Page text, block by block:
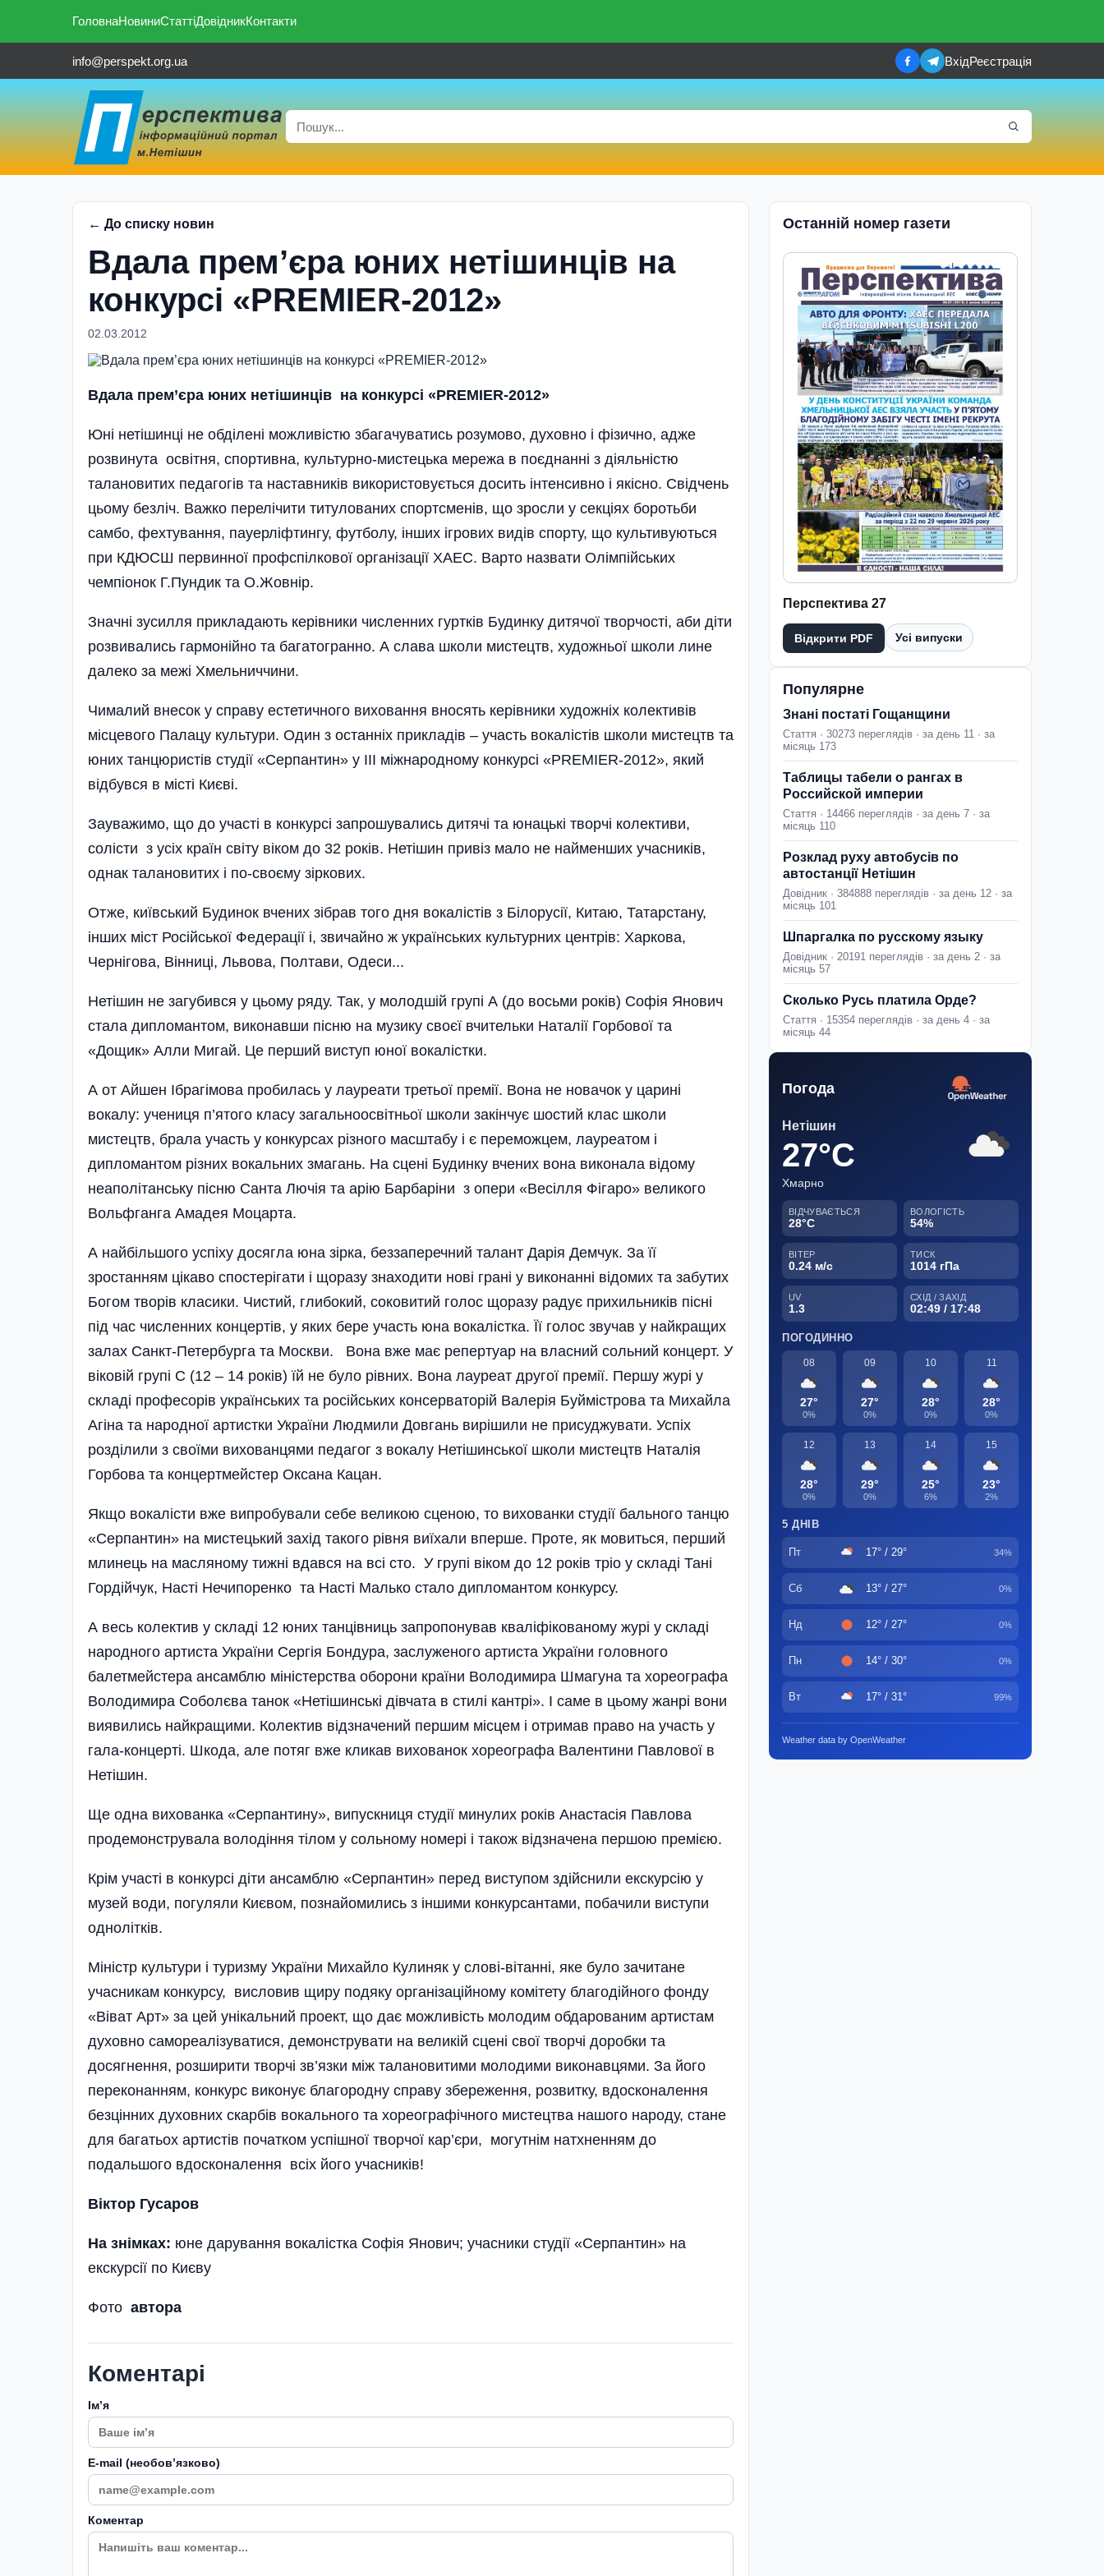
ГоловнаНовиниСтаттіДовідникКонтакти
info@perspekt.org.ua ВхідРеєстрація
← До списку новин
Вдала прем’єра юних нетiшинцiв на
конкурсi «PREMIER-2012»
02.03.2012
Вдала прем’єра юних нетiшинцiв на конкурсi «PREMIER-2012»
Юні нетішинці не обділені можливістю збагачуватись розумово, духовно і фізично, адже
розвинута освітня, спортивна, культурно-мистецька мережа в поєднанні з діяльністю
талановитих педагогів та наставників використовується досить інтенсивно і якісно. Свідчень
цьому безліч. Важко перелічити титулованих спортсменів, що зросли у секціях боротьби
самбо, фехтування, пауерліфтингу, футболу, інших ігрових видів спорту, що культивуються
при КДЮСШ первин­ної профспілкової органі­зації ХАЕС. Варто назвати Олімпійських
чемпіонок Г.Пундик та О.Жовнір.
Значні зусилля прикладають керівники численних гуртків Будинку дитячої творчості, аби діти
розвивались гармонійно та багатогранно. А слава школи мистецтв, художньої школи лине
далеко за межі Хмельниччини.
Чималий внесок у справу естетичного виховання вносять керівники художніх колективів
місцевого Палацу культури. Один з останніх прикладів – участь вока­лістів школи мистецтв та
юних танцюристів студії «Серпантин» у ІІІ міжнарод­ному конкурсі «PREMIER-2012», який
відбувся в місті Києві.
Зауважимо, що до участі в конкурсі запрошувались дитячі та юнацькі творчі колективи,
солісти з усіх країн світу віком до 32 років. Нетішин привіз мало не найменших учасників,
однак талановитих і по-своєму зіркових.
Отже, київський Будинок вчених зібрав того дня вокалістів з Білорусії, Китаю, Татарстану,
інших міст Російської Федерації і, звичайно ж українських культурних центрів: Харкова,
Чернігова, Вінниці, Львова, Полтави, Одеси...
Нетішин не загубився у цьому ряду. Так, у молодшій групі А (до восьми років) Софія Янович
стала дипломантом, виконавши пісню на музику своєї вчительки Наталії Горбової та
«Дощик» Алли Мигай. Це перший виступ юної вокалістки.
А от Айшен Ібрагімова пробилась у лауреати третьої премії. Вона не новачок у царині
вокалу: учениця п’ятого класу загальноосвітньої школи закінчує шостий клас школи
мистецтв, брала участь у конкурсах різного масштабу і є переможцем, лауреатом і
дипломантом різних вокальних змагань. На сцені Бу­дин­ку вчених вона виконала відому
неаполітанську пісню Санта Лючія та арію Барбаріни з опери «Весілля Фігаро» великого
Вольфганга Амадея Моцарта.
А найбільшого успіху досягла юна зірка, беззаперечний талант Дарія Демчук. За її
зростанням цікаво спостерігати і щоразу знаходити нові грані у виконанні відомих та забутих
Богом творів класики. Чистий, глибокий, соковитий голос щоразу радує прихильників пісні
під час численних концертів, у яких бере участь юна вокалістка. Її голос звучав у найкращих
залах Санкт-Петербурга та Москви. Вона вже має репертуар на власний сольний концерт. У
віковій групі С (12 – 14 років) їй не було рівних. Вона лауреат другої премії. Першу журі у
складі професорів українських та російських консерваторій Валерія Буймістрова та Михайла
Агіна та народної артистки України Людмили Довгань вирішили не присуджувати. Успіх
розділили з своїми вихованцями педагог з вокалу Нетішинської школи мистецтв Наталія
Горбова та концертмейстер Оксана Кацан.
Якщо вокалісти вже випробували себе великою сценою, то вихованки студії бального танцю
«Серпантин» на мистецький захід такого рівня виїхали вперше. Проте, як мовиться, перший
млинець на масляному тижні вдався на всі сто. У групі віком до 12 років тріо у складі Тані
Гордійчук, Насті Нечипоренко та Насті Малько стало дипломантом конкурсу.
А весь колектив у складі 12 юних танцівниць запропонував кваліфікованому журі у складі
народного артиста України Сергія Бондура, заслуженого артиста України головного
балетмейстера ансамблю міні­стерства оборони країни Володимира Шмагуна та хореографа
Володимира Соболєва танок «Нетішинські дівчата в стилі кантрі». І саме в цьому жанрі вони
виявились найкращими. Колектив відзначений першим міс­цем і отримав право на участь у
гала-концерті. Шкода, але потяг вже кликав вихованок хореографа Валентини Павлової в
Нетішин.
Ще одна вихованка «Серпантину», випускниця студії минулих років­ Анастасія Павлова
продемонструвала володіння тілом у сольному номері і також відзначена першою премією.
Крім участі в конкурсі діти ансамблю «Серпантин» перед виступом здійснили екскурсію у
музей води, погуляли Києвом, познайомились з іншими конкурсантами, побачили виступи
однолітків.
Міністр культури і туризму України Михайло Кулиняк у слові-вітанні, яке було зачитане
учасникам конкурсу, висловив щиру подяку органі­заційному комітету благодійного фонду
«Віват Арт» за цей унікальний проект, що дає можливість молодим обдарованим артистам
духовно самореалізуватися, демонструвати на великій сцені свої творчі доробки та
досягнення, розширити творчі зв’язки між талановитими молодими виконавцями. За його
переконанням, конкурс виконує благородну справу збереження, розвитку, вдосконалення
безцінних духовних скарбів вокального та хореографічного мистецтва нашого народу, стане
для багатьох артистів початком успішної творчої кар’єри, могутнім натхненням до
подальшого вдосконалення всіх його учасників!
Віктор Гусаров
На знімках: юне дарування вокалістка Софія Янович; учасники студії «Серпантин» на
екскурсії по Києву
Фото автора
Коментарі
Імʼя
E-mail (необовʼязково)
Коментар
Останній номер газети
Перспектива 27
Відкрити PDF Усі випуски
Популярне
Знані постаті Гощанщини
Стаття · 30273 переглядів · за день 11 · за
місяць 173
Таблицы табели о рангах в
Российской империи
Стаття · 14466 переглядів · за день 7 · за
місяць 110
Розклад руху автобусів по
автостанції Нетішин
Довідник · 384888 переглядів · за день 12 · за
місяць 101
Шпаргалка по русскому языку
Довідник · 20191 переглядів · за день 2 · за
місяць 57
Сколько Русь платила Орде?
Стаття · 15354 переглядів · за день 4 · за
місяць 44
Погода
Нетішин
27°C
Хмарно
ВІДЧУВАЄТЬСЯ
28°C
ВОЛОГІСТЬ
54%
ВІТЕР
0.24 м/с
ТИСК
1014 гПа
UV
1.3
СХІД / ЗАХІД
02:49 / 17:48
ПОГОДИННО
08
27°
0%
09
27°
0%
10
28°
0%
11
28°
0%
12
28°
0%
13
29°
0%
14
25°
6%
15
23°
2%
5 ДНІВ
Пт 17° / 29° 34%
Сб 13° / 27° 0%
Нд 12° / 27° 0%
Пн 14° / 30° 0%
Вт 17° / 31° 99%
Weather data by OpenWeather